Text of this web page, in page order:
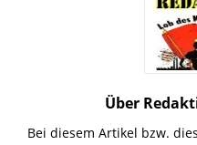
Über
Bei diesem Artikel bzw.